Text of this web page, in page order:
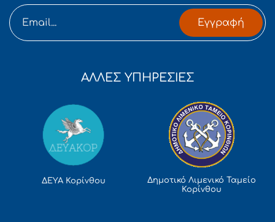
Εγγραφή
ΑΛΛΕΣ ΥΠΗΡΕΣΙΕΣ
ΔΕΥΑ Κορίνθου
Δημοτικό Λιμενικό Ταμείο
Κορίνθου